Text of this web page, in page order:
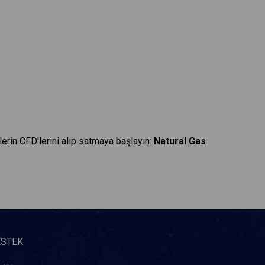
CFD'lerini alıp satmaya başlayın: Natural Gas